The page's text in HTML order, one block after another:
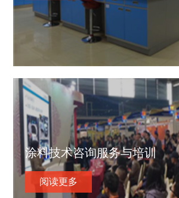
涂料技术咨询服务与培训
阅读更多